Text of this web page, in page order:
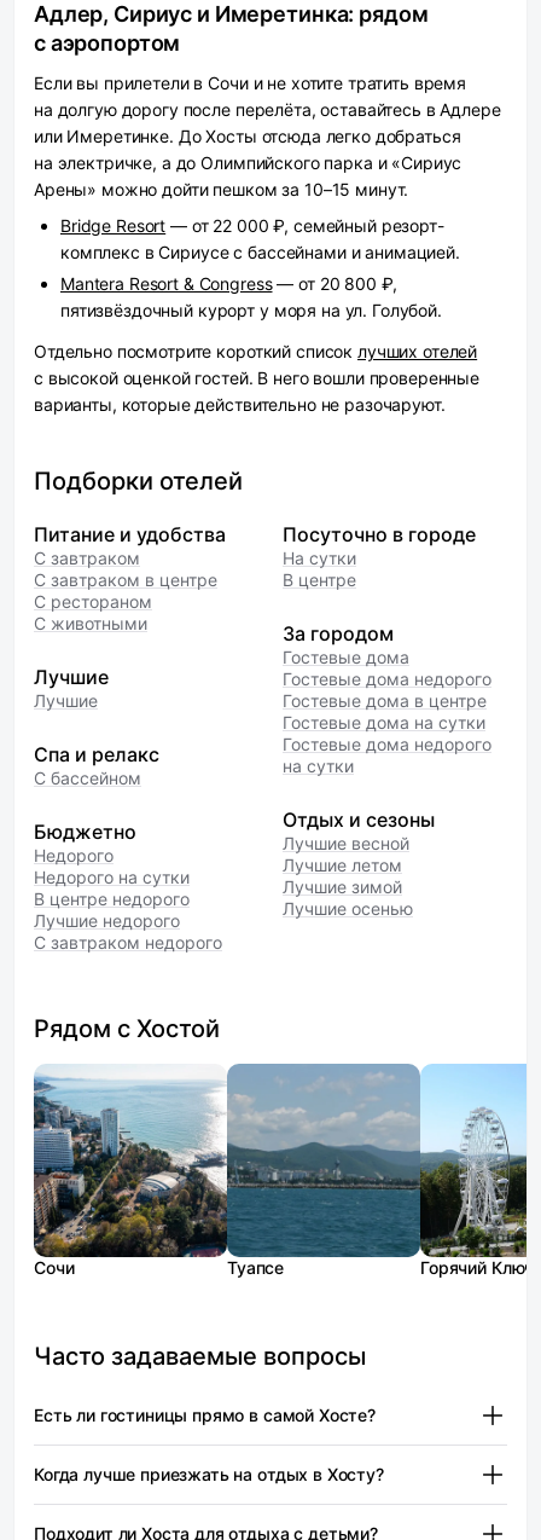
Адлер, Сириус и Имеретинка: рядом
с аэропортом
Если вы прилетели в Сочи и не хотите тратить время
на долгую дорогу после перелёта, оставайтесь в Адлере
или Имеретинке. До Хосты отсюда легко добраться
на электричке, а до Олимпийского парка и «Сириус
Арены» можно дойти пешком за 10–15 минут.
Bridge Resort — от 22 000 ₽, семейный резорт-
комплекс в Сириусе с бассейнами и анимацией.
Mantera Resort & Congress— от 20 800 ₽,
пятизвёздочный курорт у моря на ул. Голубой.
Отдельно посмотрите короткий список лучших отелей
с высокой оценкой гостей. В него вошли проверенные
варианты, которые действительно не разочаруют.
Подборки отелей
Питание и удобства
С завтраком
С завтраком в центре
С рестораном
С животными
Лучшие
Лучшие
Спа и релакс
С бассейном
Бюджетно
Недорого
Недорого на сутки
В центре недорого
Лучшие недорого
С завтраком недорого
Посуточно в городе
На сутки
В центре
За городом
Гостевые дома
Гостевые дома недорого
Гостевые дома в центре
Гостевые дома на сутки
Гостевые дома недорого
на сутки
Отдых и сезоны
Лучшие весной
Лучшие летом
Лучшие зимой
Лучшие осенью
Рядом с Хостой
Сочи Туапсе Горячий Ключ
Часто задаваемые вопросы
Есть ли гостиницы прямо в самой Хосте?
с адресом «посёлок Хоста». Из подтверждённых
вариантов есть апарт‑формат на улице Ручей Видный —
стоимость начинается от 3 750 ₽.
Когда лучше приезжать на отдых в Хосту?
Подходит ли Хоста для отдыха с детьми?